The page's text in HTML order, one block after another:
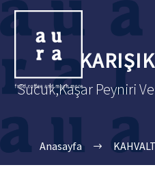
Sucuk,Kaşar Peyniri
Anasayfa